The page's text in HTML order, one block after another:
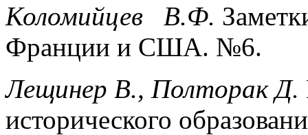
Коломийцев В.Ф.
Франции и США. №6.
Лещинер В., Полторак Д.
исторического